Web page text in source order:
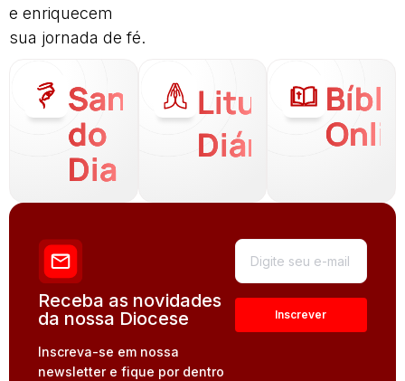
e enriquecem
sua jornada de fé.
Santo
do
Dia
Liturgia
Diária
Receba as novidades
da nossa Diocese
Inscreva-se em nossa
newsletter e fique por dentro